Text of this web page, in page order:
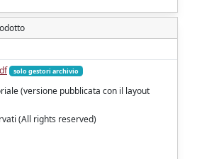
solo gestori archivio
(versione pubblicata con il layout
(All rights reserved)